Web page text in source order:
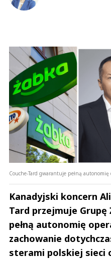
Couche-Tard gwarantuje pełną
Kanadyjski koncern
Tard przejmuje
pełną autonomię
zachowanie
sterami polskiej sieci